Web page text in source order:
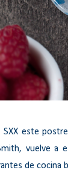
este
vuelve a
de cocina